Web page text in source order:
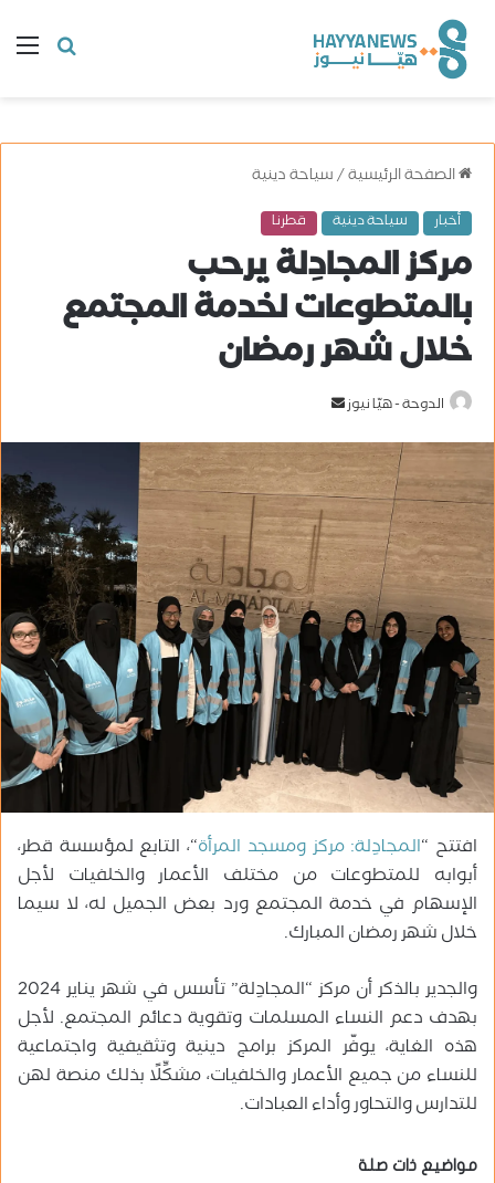
البحث
الصفحة الرئيسية/سياحة دينية
أخبار سياحة دينية قطرنا
مركز المجادِلة يرحب
بالمتطوعات لخدمة المجتمع
خلال شهر رمضان
الدوحة - هيّا نيوز
س
ل
ب
ر
ي
د
ا
إ
ك
و
ا
افتتح “المجادِلة: مركز ومسجد المرأة“، التابع لمؤسسة قطر،
أبوابه للمتطوعات من مختلف الأعمار والخلفيات لأجل
الإسهام في خدمة المجتمع ورد بعض الجميل له، لا سيما
خلال شهر رمضان المبارك.
والجدير بالذكر أن مركز “المجادِلة” تأسس في شهر يناير 2024
بهدف دعم النساء المسلمات وتقوية دعائم المجتمع. لأجل
هذه الغاية، يوفّر المركز برامج دينية وتثقيفية واجتماعية
للنساء من جميع الأعمار والخلفيات، مشكِّلًا بذلك منصة لهن
للتدارس والتحاور وأداء العبادات.
مواضيع ذات صلة